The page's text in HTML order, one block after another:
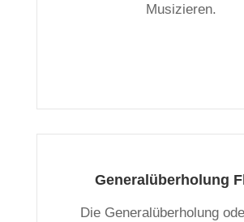
Musizieren.
Generalüberholung
Die Generalüberholung